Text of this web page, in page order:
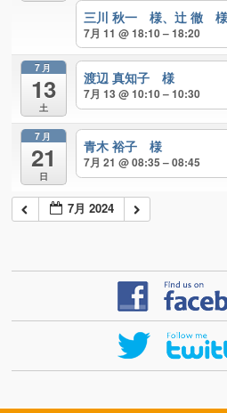
三川 秋一 様、辻 徹 様
7月 11 @ 18:10 – 18:20
7月
13
土
渡辺 真知子 様
7月 13 @ 10:10 – 10:30
7月
21
日
青木 裕子 様
7月 21 @ 08:35 – 08:45
7月 2024